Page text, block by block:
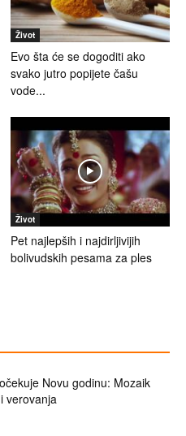
Život
Evo šta će se dogoditi ako
svako jutro popijete čašu
vode...
Život
Pet najlepših i najdirljivijih
bolivudskih pesama za ples
Novu godinu: Mozaik
verovanja